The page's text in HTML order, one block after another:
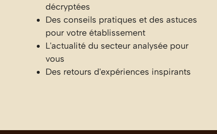
décryptées
Des conseils pratiques et des astuces
pour votre établissement
L'actualité du secteur analysée pour
vous
Des retours d'expériences inspirants